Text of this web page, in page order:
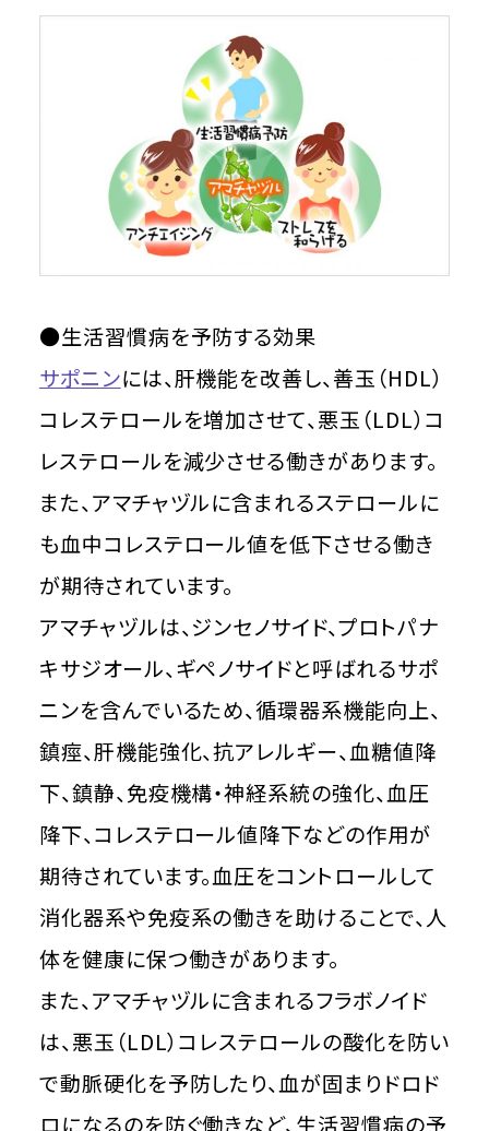
●生活習慣病を予防する効果
サポニンには、肝機能を改善し、善玉（HDL）
コレステロールを増加させて、悪玉（LDL）コ
レステロールを減少させる働きがあります。
また、アマチャヅルに含まれるステロールに
も血中コレステロール値を低下させる働き
が期待されています。
アマチャヅルは、ジンセノサイド、プロトパナ
キサジオール、ギペノサイドと呼ばれるサポ
ニンを含んでいるため、循環器系機能向上、
鎮痙、肝機能強化、抗アレルギー、血糖値降
下、鎮静、免疫機構・神経系統の強化、血圧
降下、コレステロール値降下などの作用が
期待されています。血圧をコントロールして
消化器系や免疫系の働きを助けることで、人
体を健康に保つ働きがあります。
また、アマチャヅルに含まれるフラボノイド
は、悪玉（LDL）コレステロールの酸化を防い
で動脈硬化を予防したり、血が固まりドロド
ロになるのを防ぐ働きなど、生活習慣病の予